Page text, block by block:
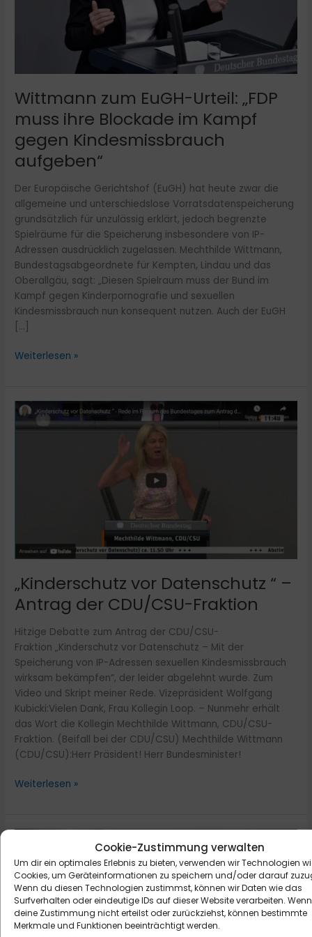
Cookie-Zustimmung verwalten
Um dir ein optimales Erlebnis zu bieten, verwenden wir Technologien
Cookies, um Geräteinformationen zu speichern und/oder darauf
Wenn du diesen Technologien zustimmst, können wir Daten wie das
Surfverhalten oder eindeutige IDs auf dieser Website verarbeiten.
deine Zustimmung nicht erteilst oder zurückziehst, können bestimmte
Merkmale und Funktionen beeinträchtigt werden.
Wittmann zum EuGH-Urteil: „FDP
muss ihre Blockade im Kampf
gegen Kindesmissbrauch
aufgeben“
Der Europäische Gerichtshof (EuGH) hat heute zwar die
allgemeine und unterschiedslose Vorratsdatenspeicherung
grundsätzlich für unzulässig erklärt, jedoch begrenzte
Spielräume für die Speicherung insbesondere von IP-
Adressen ausdrücklich zugelassen. Mechthilde Wittmann,
Bundestagsabgeordnete für Kempten, Lindau und das
Oberallgäu, sagt: „Diesen Spielraum muss der Bund im
Kampf gegen Kinderpornografie und sexuellen
Kindesmissbrauch nun konsequent nutzen. Auch der EuGH
[…]
Kindesmissbrauch
aufgeben“
Weiterlesen »
„Kinderschutz vor Datenschutz “ –
Antrag der CDU/CSU-Fraktion
Hitzige Debatte zum Antrag der CDU/CSU-
Fraktion „Kinderschutz vor Datenschutz – Mit der
Speicherung von IP-Adressen sexuellen Kindesmissbrauch
wirksam bekämpfen“, der leider abgelehnt wurde. Zum
Video und Skript meiner Rede. Vizepräsident Wolfgang
Kubicki:Vielen Dank, Frau Kollegin Loop. – Nunmehr erhält
das Wort die Kollegin Mechthilde Wittmann, CDU/CSU-
Fraktion. (Beifall bei der CDU/CSU) Mechthilde Wittmann
(CDU/CSU):Herr Präsident! Herr Bundesminister!
„Kinderschutz
Weiterlesen »
Datenschutz:
IP-
Adresse
oft
einziger